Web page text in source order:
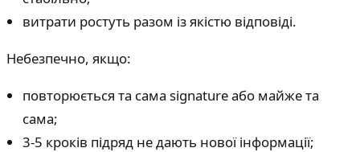
витрати ростуть разом із якістю відповіді.
Небезпечно, якщо:
повторюється та сама signature або майже та
сама;
3-5 кроків підряд не дають нової інформації;